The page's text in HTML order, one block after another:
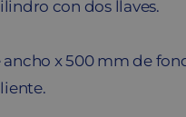
con dos llaves.
ancho x 500 mm de